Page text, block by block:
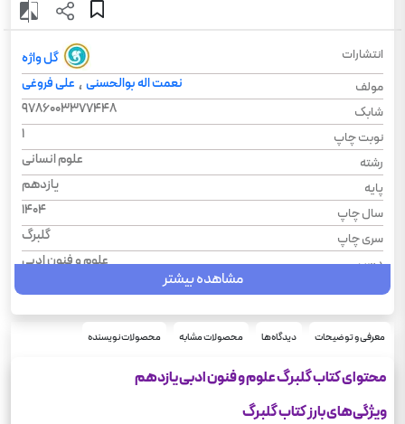
انتشارات
گل واژه
مولف
نعمت اله بوالحسنی ، علی فروغی
شابک
9786003377448
نوبت چاپ
1
رشته
علوم انسانی
پایه
یازدهم
سال چاپ
1404
سری چاپ
گلبرگ
درس
علوم و فنون‌ ادبی
نوع جلد
شومیز
قطع
سری
مشاهده بیشتر
معرفی و توضیحات دیدگاه‌ها محصولات مشابه محصولات نویسنده
محتوای کتاب گلبرگ علوم و فنون ادبی یازدهم
ویژگی‌های بارز کتاب گلبرگ